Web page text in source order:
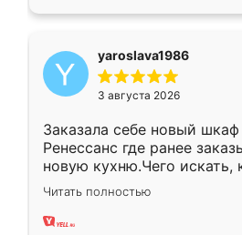
yaroslava1986
3 августа 2026
Заказала себе новый
Ренессанс где ранее
новую кухню.Чего искать,
вполне довольна. Служит
два года, нареканий нет.
Читать полностью